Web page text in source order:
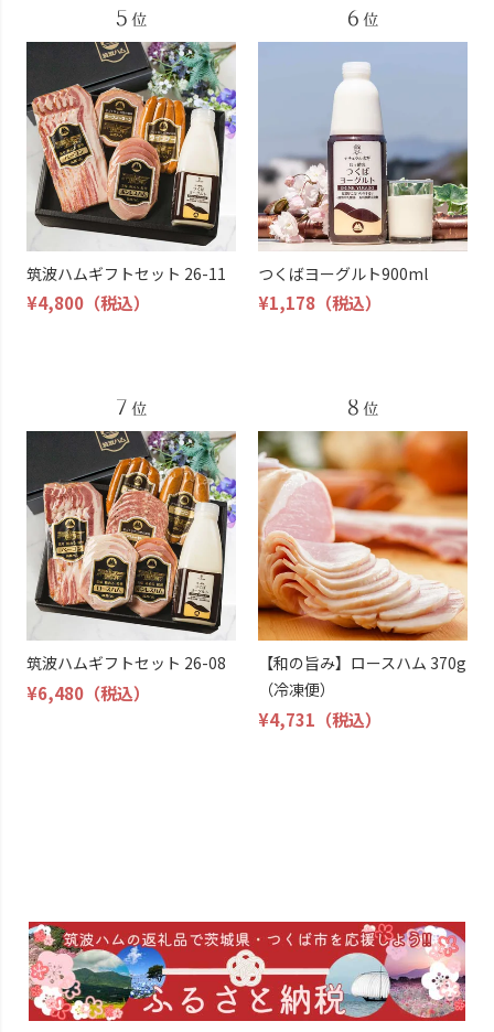
筑波ハムギフトセット 26-11
¥4,800 （税込）
つくばヨーグルト900ml
¥1,178 （税込）
筑波ハムギフトセット 26-08
¥6,480 （税込）
【和の旨み】ロースハム 370g
（冷凍便）
¥4,731 （税込）